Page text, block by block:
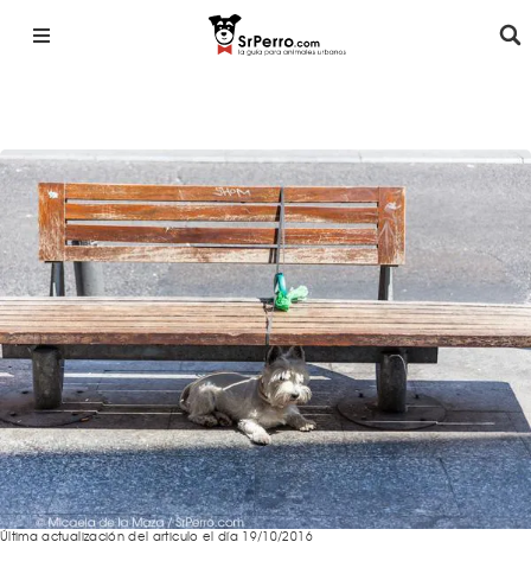
Última actualización del articulo el día 19/10/2016